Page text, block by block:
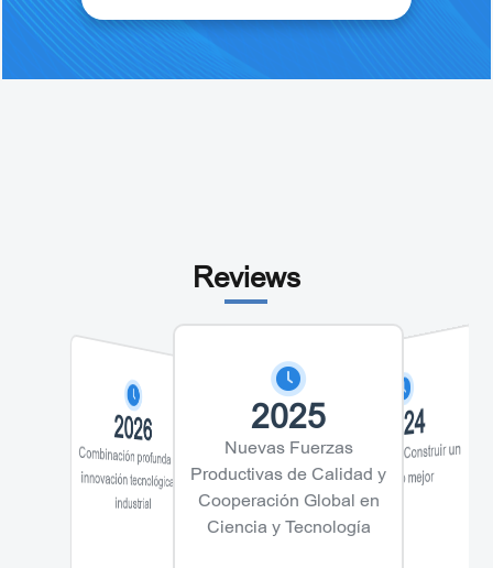
Reviews
2026
Combinación profunda de
innovación tecnológica e
industrial
2025
Nuevas Fuerzas
Productivas de Calidad y
Cooperación Global en
Ciencia y Tecnología
2024
Innovación: Construir un
mundo mejor
Cooperación